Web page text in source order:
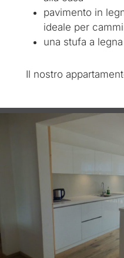
pavimento in
ideale per
una stufa a legna
Il nostro